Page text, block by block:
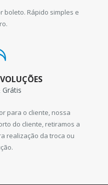
boleto. Rápido simples e
Grátis
para o cliente, nossa
do cliente, retiramos a
realização da troca ou